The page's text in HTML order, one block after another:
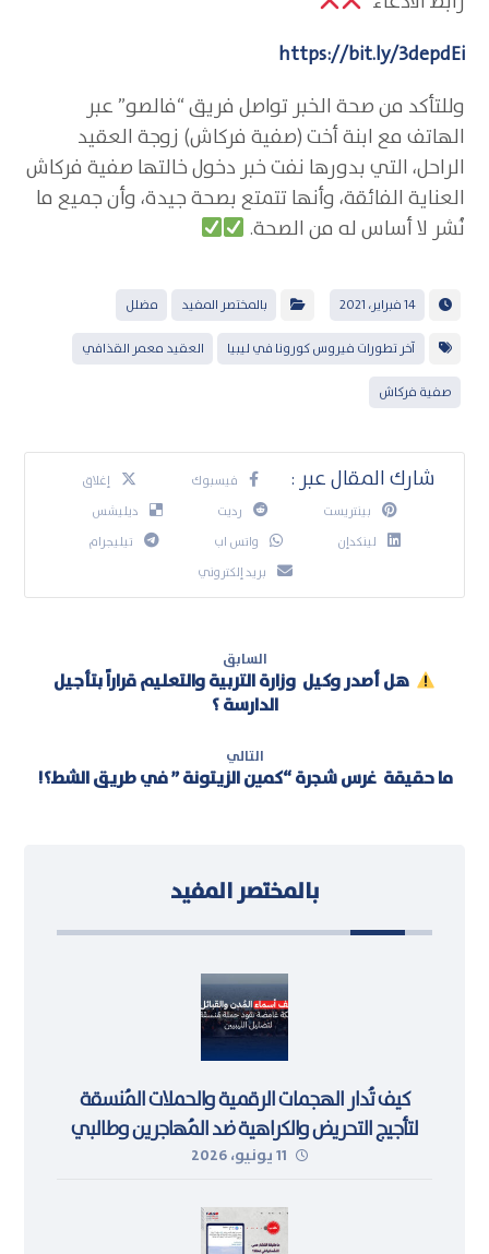
https://bit.ly/3depdEi
وللتأكد من صحة الخبر تواصل فريق “فالصو” عبر
الهاتف مع ابنة أخت (صفية فركاش) زوجة العقيد
الراحل، التي بدورها نفت خبر دخول خالتها صفية فركاش
العناية الفائقة، وأنها تتمتع بصحة جيدة، وأن جميع ما
نُشر لا أساس له من الصحة.
14 فبراير، 2021 بالمختصر المفيد مضلل
آخر تطورات فيروس كورونا في ليبيا العقيد معمر القذافي
صفية فركاش
فيسبوك
إغلاق
بينتريست
رديت
ديليشس
لينكدإن
واتس اب
تيليجرام
بريد إلكتروني
السابق
هل أصدر وكيل وزارة التربية والتعليم قراراً بتأجيل
الدارسة ؟
التالي
ما حقيقة غرس شجرة “كمين الزيتونة ” في طريق الشط؟!
بالمختصر المفيد
كيف تُدار الهجمات الرقمية والحملات المُنسقة
لتأجيج التحريض والكراهية ضد المُهاجرين وطالبي
اللجوء في ليبيا
11 يونيو، 2026